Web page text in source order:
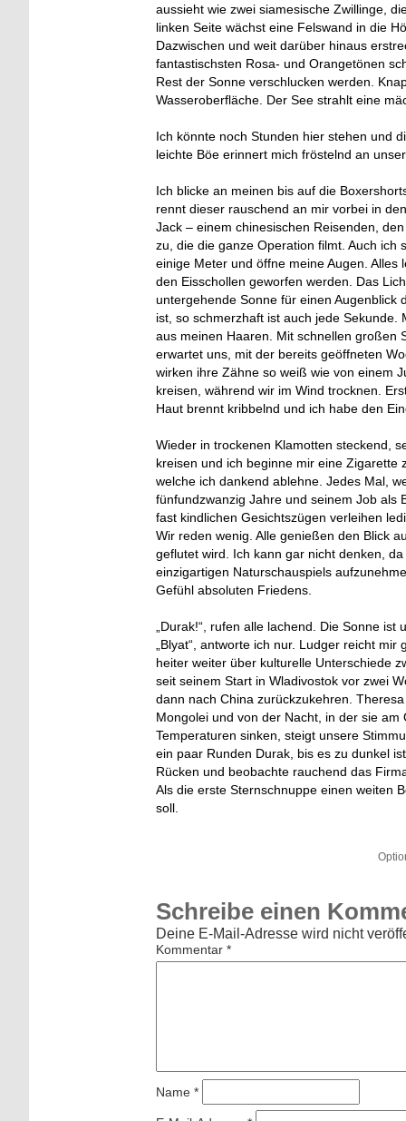
aussieht wie zwei siamesische Zwillinge,
linken Seite wächst eine Felswand in die
Dazwischen und weit darüber hinaus
fantastischsten Rosa- und Orangetönen
Rest der Sonne verschlucken werden.
Wasseroberfläche. Der See strahlt eine
Ich könnte noch Stunden hier stehen und
leichte Böe erinnert mich fröstelnd an
Ich blicke an meinen bis auf die
rennt dieser rauschend an mir vorbei in
Jack – einem chinesischen Reisenden,
zu, die die ganze Operation filmt. Auch ich
einige Meter und öffne meine Augen.
den Eisschollen geworfen werden. Das
untergehende Sonne für einen Augenblick
ist, so schmerzhaft ist auch jede
aus meinen Haaren. Mit schnellen großen
erwartet uns, mit der bereits geöffneten
wirken ihre Zähne so weiß wie von einem
kreisen, während wir im Wind trocknen.
Haut brennt kribbelnd und ich habe den
Wieder in trockenen Klamotten steckend,
kreisen und ich beginne mir eine Zigarette
welche ich dankend ablehne. Jedes Mal,
fünfundzwanzig Jahre und seinem Job als
fast kindlichen Gesichtszügen verleihen
Wir reden wenig. Alle genießen den Blick
geflutet wird. Ich kann gar nicht denken,
einzigartigen Naturschauspiels
Gefühl absoluten Friedens.
„Durak!“, rufen alle lachend. Die Sonne
„Blyat“, antworte ich nur. Ludger reicht
heiter weiter über kulturelle Unterschiede
seit seinem Start in Wladivostok vor zwei
dann nach China zurückzukehren.
Mongolei und von der Nacht, in der sie
Temperaturen sinken, steigt unsere
ein paar Runden Durak, bis es zu dunkel
Rücken und beobachte rauchend das
Als die erste Sternschnuppe einen weiten
soll.
Schreibe einen
Deine E-Mail-Adresse wird nicht
Kommentar *
Name *